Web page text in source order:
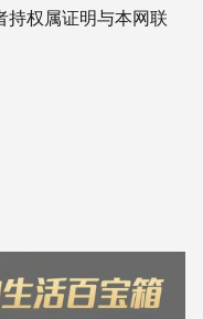
持权属证明与本网联